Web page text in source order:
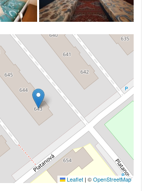
Leaflet | ©OpenStreetMap